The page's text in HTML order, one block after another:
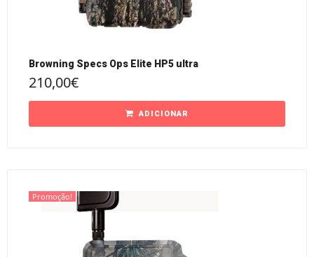
Browning Specs Ops Elite HP5 ultra
210,00€
ADICIONAR
Promoção!